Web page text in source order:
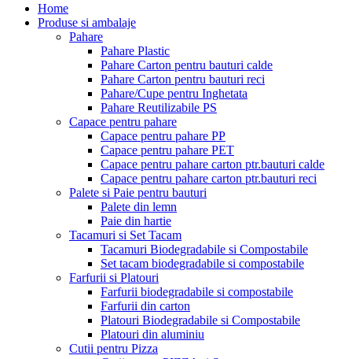
Home
Produse si ambalaje
Pahare
Pahare Plastic
Pahare Carton pentru bauturi calde
Pahare Carton pentru bauturi reci
Pahare/Cupe pentru Inghetata
Pahare Reutilizabile PS
Capace pentru pahare
Capace pentru pahare PP
Capace pentru pahare PET
Capace pentru pahare carton ptr.bauturi calde
Capace pentru pahare carton ptr.bauturi reci
Palete si Paie pentru bauturi
Palete din lemn
Paie din hartie
Tacamuri si Set Tacam
Tacamuri Biodegradabile si Compostabile
Set tacam biodegradabile si compostabile
Farfurii si Platouri
Farfurii biodegradabile si compostabile
Farfurii din carton
Platouri Biodegradabile si Compostabile
Platouri din aluminiu
Cutii pentru Pizza